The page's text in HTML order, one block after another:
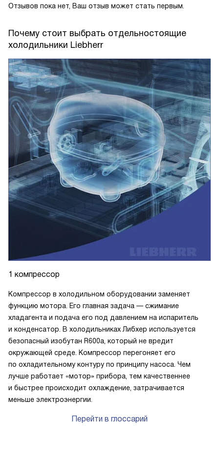
Отзывов пока нет, Ваш отзыв может стать первым.
Почему стоит выбрать отдельностоящие
холодильники Liebherr
1 компрессор
Компрессор в холодильном оборудовании заменяет
функцию мотора. Его главная задача — сжимание
хладагента и подача его под давлением на испаритель
и конденсатор. В холодильниках Либхер используется
безопасный изобутан R600a, который не вредит
окружающей среде. Компрессор перегоняет его
по охладительному контуру по принципу насоса. Чем
лучше работает «мотор» прибора, тем качественнее
и быстрее происходит охлаждение, затрачивается
меньше электроэнергии.
Перейти в глоссарий